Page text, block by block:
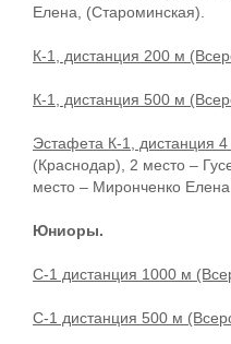
Елена, (Староминская).
К-1, дистанция 200 м
К-1, дистанция 500 м
Эстафета К-1, дистанция
(Краснодар), 2 место –
место – Миронченко
Юниоры.
С-1 дистанция 1000 м
С-1 дистанция 500 м